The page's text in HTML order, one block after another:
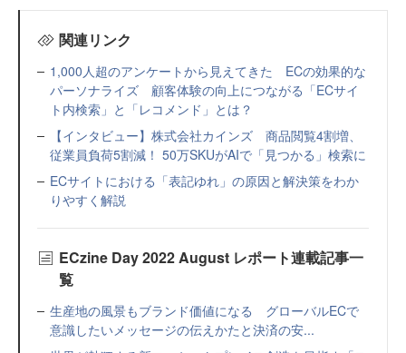
関連リンク
1,000人超のアンケートから見えてきた ECの効果的な
パーソナライズ 顧客体験の向上につながる「ECサイ
ト内検索」と「レコメンド」とは？
【インタビュー】株式会社カインズ 商品閲覧4割増、
従業員負荷5割減！ 50万SKUがAIで「見つかる」検索に
ECサイトにおける「表記ゆれ」の原因と解決策をわか
りやすく解説
ECzine Day 2022 August レポート連載記事一
覧
生産地の風景もブランド価値になる グローバルECで
意識したいメッセージの伝えかたと決済の安...